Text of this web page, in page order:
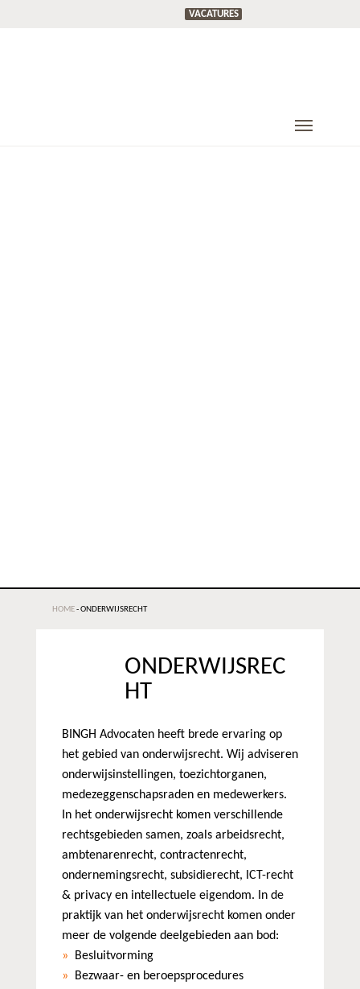
VACATURES
HOME-ONDERWIJSRECHT
ONDERWIJSREC
HT
BINGH Advocaten heeft brede ervaring op
het gebied van onderwijsrecht. Wij adviseren
onderwijsinstellingen, toezichtorganen,
medezeggenschapsraden en medewerkers.
In het onderwijsrecht komen verschillende
rechtsgebieden samen, zoals arbeidsrecht,
ambtenarenrecht, contractenrecht,
ondernemingsrecht, subsidierecht, ICT-recht
& privacy en intellectuele eigendom. In de
praktijk van het onderwijsrecht komen onder
meer de volgende deelgebieden aan bod:
Besluitvorming
Bezwaar- en beroepsprocedures